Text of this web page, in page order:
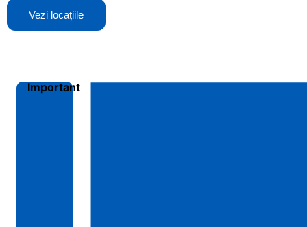
Vezi locațiile
Important